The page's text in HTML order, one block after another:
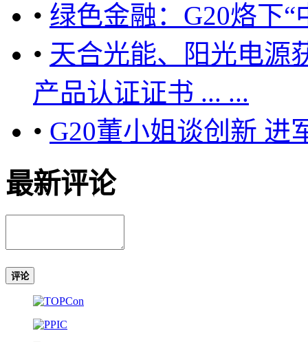
• 绿色金融：G20烙下“
• 天合光能、阳光电源
产品认证证书 ... ...
• G20董小姐谈创新 进
最新评论
评论